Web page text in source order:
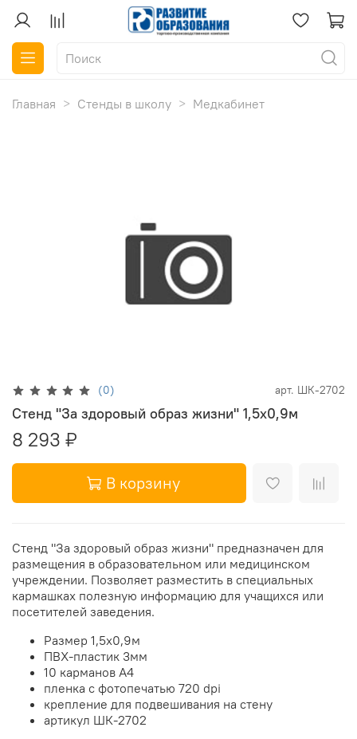
Главная Стенды в школу Медкабинет
(0) арт. ШК-2702
Стенд "За здоровый образ жизни" 1,5х0,9м
8 293 ₽
В корзину
Стенд "За здоровый образ жизни" предназначен для
размещения в образовательном или медицинском
учреждении. Позволяет разместить в специальных
кармашках полезную информацию для учащихся или
посетителей заведения.
Размер 1,5х0,9м
ПВХ-пластик 3мм
10 карманов А4
пленка с фотопечатью 720 dpi
крепление для подвешивания на стену
артикул ШК-2702